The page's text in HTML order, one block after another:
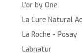
L'or by One
La Cure Natural
La Roche - Posay
Labnatur